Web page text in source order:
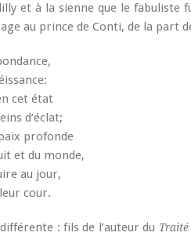
et à la sienne que le fabuliste
au prince de Conti, de la part
cet état
d’éclat;
profonde
et du monde,
au jour,
cour.
: fils de l’auteur du Traité